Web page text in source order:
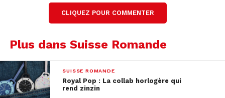
CLIQUEZ POUR COMMENTER
Plus dans Suisse Romande
SUISSE ROMANDE
Royal Pop : La collab horlogère qui
rend zinzin